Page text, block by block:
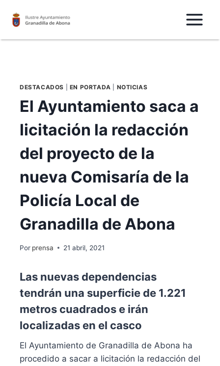
DESTACADOS EN PORTADA NOTICIAS
El Ayuntamiento saca a
licitación la redacción
del proyecto de la
nueva Comisaría de la
Policía Local de
Granadilla de Abona
Por prensa 21 abril, 2021
Las nuevas dependencias
tendrán una superficie de 1.221
metros cuadrados e irán
localizadas en el casco
El Ayuntamiento de Granadilla de Abona ha
procedido a sacar a licitación la redacción del